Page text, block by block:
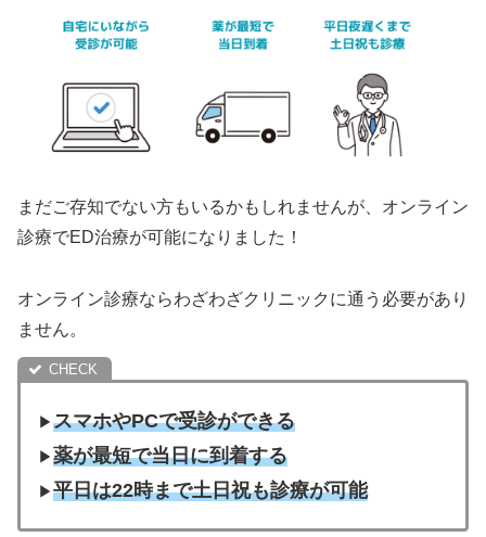
まだご存知でない方もいるかもしれませんが、オンライン
診療でED治療が可能になりました！
オンライン診療ならわざわざクリニックに通う必要があり
ません。
▶︎スマホやPCで受診ができる
▶︎薬が最短で当日に到着する
▶︎平日は22時まで土日祝も診療が可能